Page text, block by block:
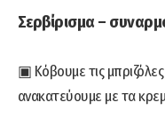
Σερβίρισμα –
▣ Κόβουμε τις
ανακατεύουμε με τα